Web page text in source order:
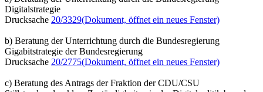
Digitalstrategie
Drucksache 20/3329(Dokument, öffnet ein neues Fenster)
b) Beratung der Unterrichtung durch die Bundesregierung
Gigabitstrategie der Bundesregierung
Drucksache 20/2775(Dokument, öffnet ein neues Fenster)
c) Beratung des Antrags der Fraktion der CDU/CSU